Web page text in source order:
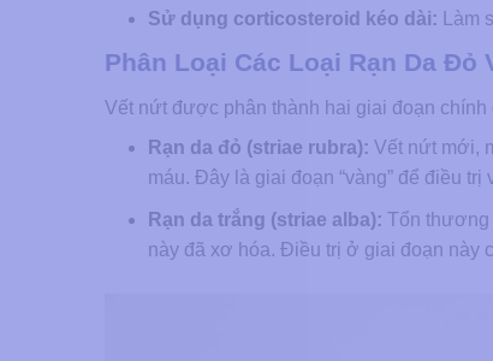
Sử dụng corticosteroid kéo dài: Làm
Phân Loại Các Loại Rạn Da Đỏ
Vết nứt được phân thành hai giai đoạn
Rạn da đỏ (striae rubra): Vết nứt mới,
máu. Đây là giai đoạn “vàng” để điều
Rạn da trắng (striae alba): Tổn thương
này đã xơ hóa. Điều trị ở giai đoạn này